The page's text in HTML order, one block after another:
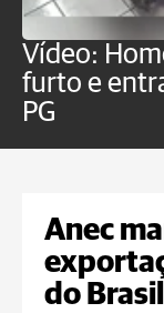
Vídeo:
furto e
PG
Anec
do